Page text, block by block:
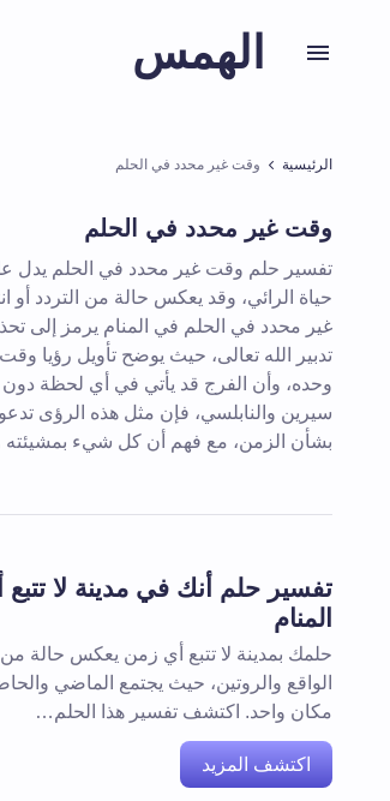
الهمس
الرئيسية وقت غير محدد في الحلم
وقت غير محدد في الحلم
تفسير حلم وقت غير محدد في الحلم يدل
حياة الرائي، وقد يعكس حالة من التردد
غير محدد في الحلم في المنام يرمز إلى
تدبير الله تعالى، حيث يوضح تأويل رؤيا
وحده، وأن الفرج قد يأتي في أي لحظة دون
سيرين والنابلسي، فإن مثل هذه الرؤى
بشأن الزمن، مع فهم أن كل شيء بمشيئته
تفسير حلم أنك في مدينة لا
المنام
حلمك بمدينة لا تتبع أي زمن يعكس حالة
الواقع والروتين، حيث يجتمع الماضي
مكان واحد. اكتشف تفسير هذا الحلم…
اكتشف المزيد